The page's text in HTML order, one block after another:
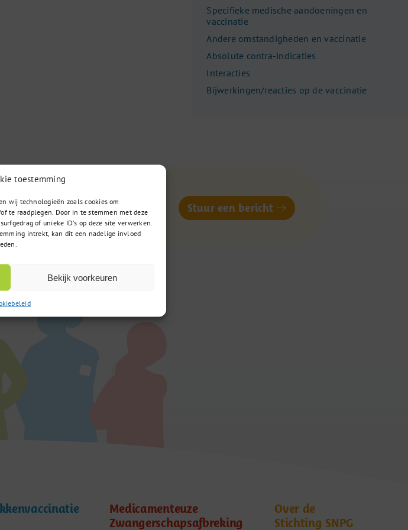
toestemming
wij technologieën zoals cookies om
te raadplegen. Door in te stemmen met deze
of unieke ID's op deze site verwerken.
intrekt, kan dit een nadelige invloed
Bekijk voorkeuren
Specifieke medische aandoeningen en
vaccinatie
Andere omstandigheden en vaccinatie
Absolute contra-indicaties
Interacties
Bijwerkingen/reacties op de vaccinatie
– 02 98 705
werkdagen bereikbaar
9:00u tot 17:00u
Stuur een bericht
Medicamenteuze
Zwangerschapsafbreking
Over de
Stichting SNPG